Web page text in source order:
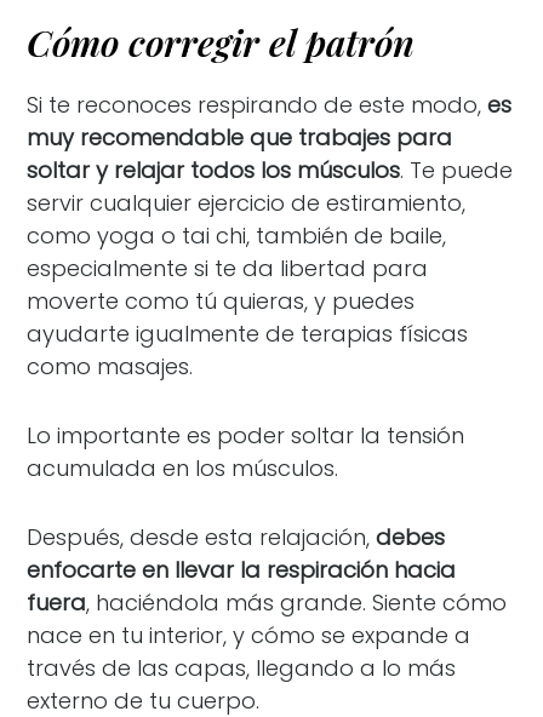
Cómo corregir el patrón
Si te reconoces respirando de este modo,es
muy recomendable que trabajes para
soltar y relajar todos los músculos. Te puede
servir cualquier ejercicio de estiramiento,
como yoga o tai chi, también de baile,
especialmente si te da libertad para
moverte como tú quieras, y puedes
ayudarte igualmente de terapias físicas
como masajes.
Lo importante es poder soltar la tensión
acumulada en los músculos.
Después, desde esta relajación,debes
enfocarte en llevar la respiración hacia
fuera, haciéndola más grande. Siente cómo
nace en tu interior, y cómo se expande a
través de las capas, llegando a lo más
externo de tu cuerpo.